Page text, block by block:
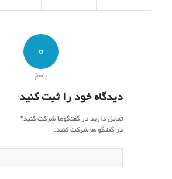
0
پاسخ
دیدگاه خود را ثبت کنید
تمایل دارید در گفتگوها شرکت کنید؟
در گفتگو ها شرکت کنید.